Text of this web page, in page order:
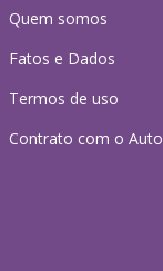
Quem somos
Fatos e Dados
Termos de uso
Contrato com o